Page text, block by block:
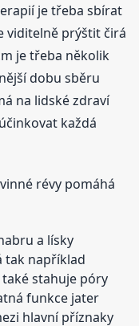
je třeba sbírat
viditelně prýštit čirá
je třeba několik
dobu sběru
na lidské zdraví
každá
révy pomáhá
a lísky
tak například
také stahuje póry
funkce jater
hlavní příznaky